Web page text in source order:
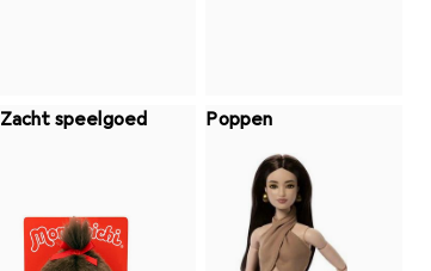
Zacht speelgoed Poppen